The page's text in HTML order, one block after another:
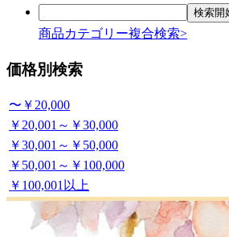
商品カテゴリー複合検索>
価格別検索
〜￥20,000
￥20,001～￥30,000
￥30,001～￥50,000
￥50,001～￥100,000
￥100,001以上